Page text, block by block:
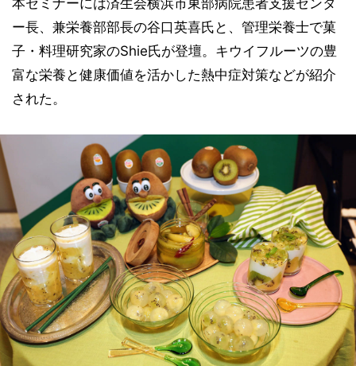
本セミナーには済生会横浜市東部病院患者支援センタ
ー長、兼栄養部部長の谷口英喜氏と、管理栄養士で菓
子・料理研究家のShie氏が登壇。キウイフルーツの豊
富な栄養と健康価値を活かした熱中症対策などが紹介
された。